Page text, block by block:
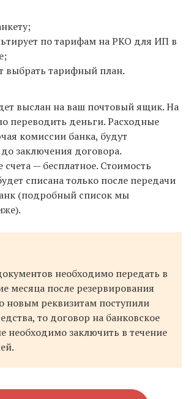
по тарифам на РКО для ИП в
выбрать тарифный план.
выслан на ваш почтовый ящик. На
переводить деньги. Расходные
комиссии банка, будут
заключения договора.
счета — бесплатное. Стоимость
списана только после передачи
(подробный список мы
необходимо передать в
месяца после резервирования
новым реквизитам поступили
то договор на банковское
необходимо заключить в течение